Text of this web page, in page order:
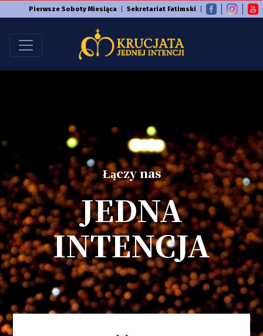
Pierwsze Soboty Miesiąca Sekretariat Fatimski
Łączy nas
JEDNA
INTENCJA